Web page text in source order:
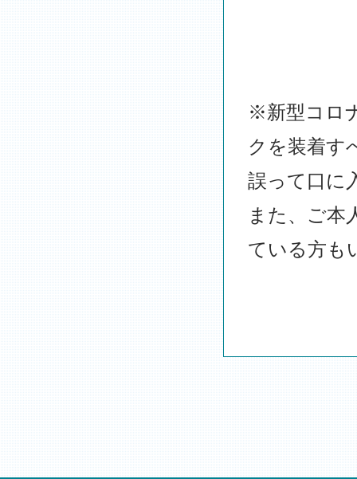
※新型コロ
クを装着す
誤って口に
また、ご本
ている方も